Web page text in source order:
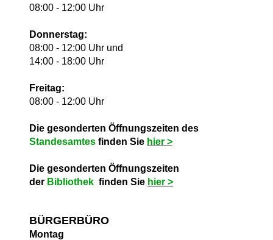
08:00 - 12:00 Uhr
Donnerstag:
08:00 - 12:00 Uhr und
14:00 - 18:00 Uhr
Freitag:
08:00 - 12:00 Uhr
Die gesonderten Öffnungszeiten des
Standesamtes finden Sie hier >
Die gesonderten Öffnungszeiten
der Bibliothek finden Sie hier >
BÜRGERBÜRO
Montag